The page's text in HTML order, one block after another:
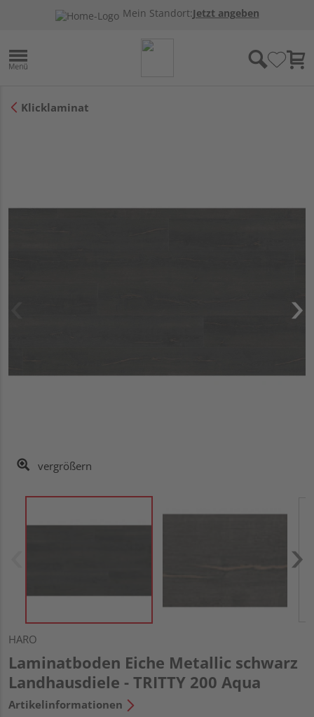
Mein Standort:Jetzt angeben
Klicklaminat
vergrößern
HARO
Laminatboden Eiche Metallic schwarz
Landhausdiele - TRITTY 200 Aqua
Artikelinformationen